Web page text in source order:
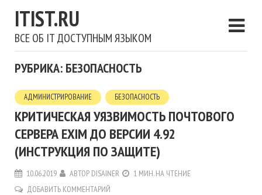
ITIST.RU
ВСЕ ОБ IT ДОСТУПНЫМ ЯЗЫКОМ
РУБРИКА: БЕЗОПАСНОСТЬ
АДМИНИСТРИРОВАНИЕ БЕЗОПАСНОСТЬ
КРИТИЧЕСКАЯ УЯЗВИМОСТЬ ПОЧТОВОГО
СЕРВЕРА EXIM ДО ВЕРСИИ 4.92
(ИНСТРУКЦИЯ ПО ЗАЩИТЕ)
10.06.2019 АВТОР DISAINER
1 МИН. НА ЧТЕНИЕ
ДОБАВИТЬ КОММЕНТАРИЙ